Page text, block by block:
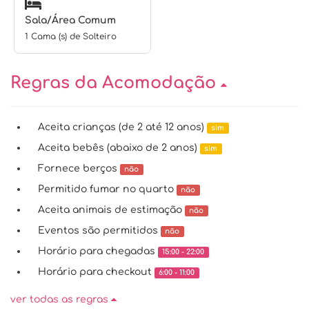
Sala/Área Comum
1 Cama (s) de Solteiro
Regras da Acomodação
Aceita crianças (de 2 até 12 anos) sim
Aceita bebês (abaixo de 2 anos) sim
Fornece berços não
Permitido fumar no quarto não
Aceita animais de estimação não
Eventos são permitidos não
Horário para chegadas 15:00 - 22:00
Horário para checkout 6:00 - 11:00
ver todas as regras